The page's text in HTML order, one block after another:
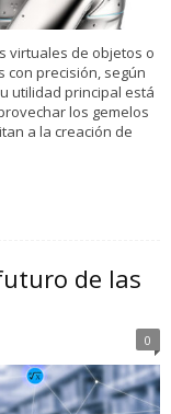
virtuales de objetos o
precisión, según
utilidad principal está
los gemelos
a la creación de
de las
0